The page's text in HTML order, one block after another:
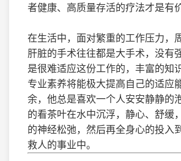
者健康、高质量存活的疗法才是有
在生活中，面对繁重的工作压力，
肝脏的手术往往都是大手术，没有
是很难适应这份工作的，丰富的知
专业素养将能极大提高自己的适应
余，他总是喜欢一个人安安静静的
的看茶叶在水中沉浮，静心、舒缓
的神经松弛，然后再全身心的投入
救人的事业中。